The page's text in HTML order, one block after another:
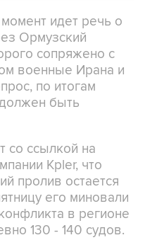
идет речь о
Ормузский
сопряжено с
военные Ирана и
по итогам
быть
со ссылкой на
Kpler, что
пролив остается
его миновали
в регионе
130 - 140 судов.